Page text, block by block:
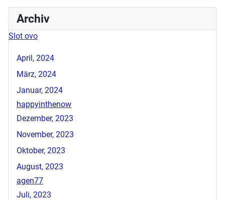
Archiv
Slot ovo
April, 2024
März, 2024
Januar, 2024
happyinthenow
Dezember, 2023
November, 2023
Oktober, 2023
August, 2023
agen77
Juli, 2023